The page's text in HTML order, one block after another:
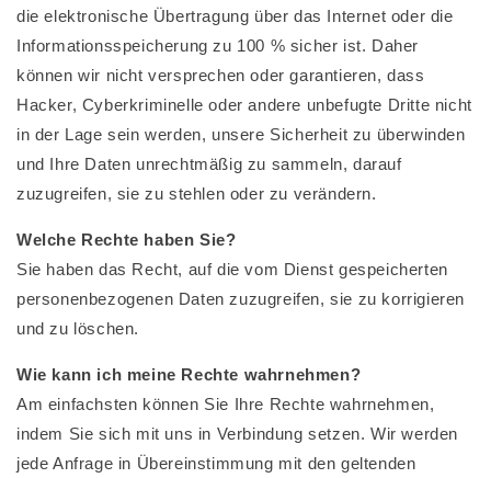
die elektronische Übertragung über das Internet oder die
Informationsspeicherung zu 100 % sicher ist. Daher
können wir nicht versprechen oder garantieren, dass
Hacker, Cyberkriminelle oder andere unbefugte Dritte nicht
in der Lage sein werden, unsere Sicherheit zu überwinden
und Ihre Daten unrechtmäßig zu sammeln, darauf
zuzugreifen, sie zu stehlen oder zu verändern.
Welche Rechte haben Sie?
Sie haben das Recht, auf die vom Dienst gespeicherten
personenbezogenen Daten zuzugreifen, sie zu korrigieren
und zu löschen.
Wie kann ich meine Rechte wahrnehmen?
Am einfachsten können Sie Ihre Rechte wahrnehmen,
indem Sie sich mit uns in Verbindung setzen. Wir werden
jede Anfrage in Übereinstimmung mit den geltenden